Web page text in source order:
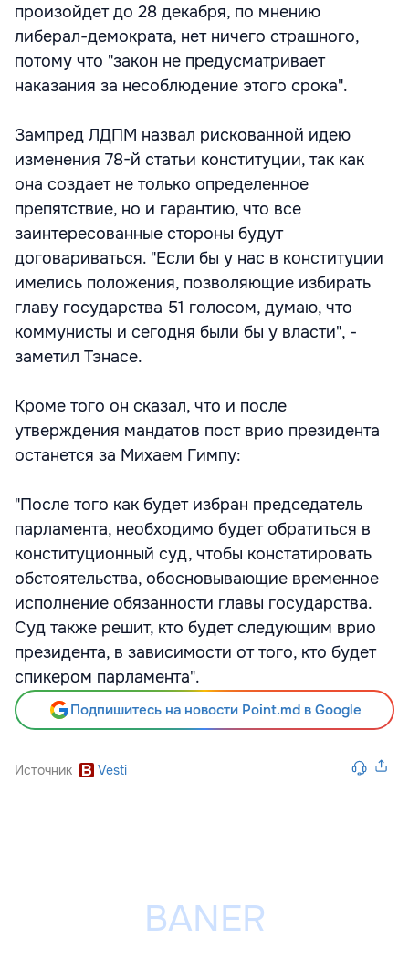
произойдет до 28 декабря, по мнению
либерал-демократа, нет ничего страшного,
потому что "закон не предусматривает
наказания за несоблюдение этого срока".
Зампред ЛДПМ назвал рискованной идею
изменения 78-й статьи конституции, так как
она создает не только определенное
препятствие, но и гарантию, что все
заинтересованные стороны будут
договариваться. "Если бы у нас в конституции
имелись положения, позволяющие избирать
главу государства 51 голосом, думаю, что
коммунисты и сегодня были бы у власти", -
заметил Тэнасе.
Кроме того он сказал, что и после
утверждения мандатов пост врио президента
останется за Михаем Гимпу:
"После того как будет избран председатель
парламента, необходимо будет обратиться в
конституционный суд, чтобы констатировать
обстоятельства, обосновывающие временное
исполнение обязанности главы государства.
Суд также решит, кто будет следующим врио
президента, в зависимости от того, кто будет
спикером парламента".
Подпишитесь на новости Point.md в Google
Источник Vesti